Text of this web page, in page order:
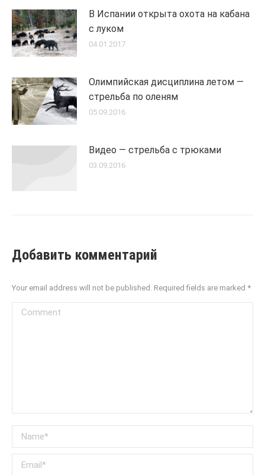
В Испании открыта охота на кабана
с луком
04.01.2017
Олимпийская дисциплина летом —
стрельба по оленям
05.09.2016
Видео — стрельба с трюками
03.09.2016
Добавить комментарий
Your email address will not be published. Required fields are marked *
Comment
Name *
Email *